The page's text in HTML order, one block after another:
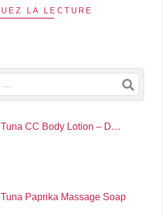
LA LECTURE
Tuna CC Body Lotion – D…
Tuna Paprika Massage Soap